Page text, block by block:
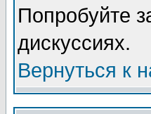
Попробуйте
дискуссиях.
Вернуться к